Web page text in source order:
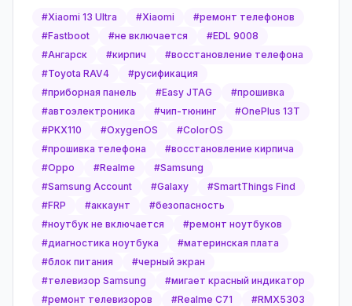
#Xiaomi 13 Ultra #Xiaomi #ремонт телефонов
#Fastboot #не включается #EDL 9008
#Ангарск #кирпич #восстановление телефона
#Toyota RAV4 #русификация
#приборная панель #Easy JTAG #прошивка
#автоэлектроника #чип-тюнинг #OnePlus 13T
#PKX110 #OxygenOS #ColorOS
#прошивка телефона #восстановление кирпича
#Oppo #Realme #Samsung
#Samsung Account #Galaxy #SmartThings Find
#FRP #аккаунт #безопасность
#ноутбук не включается #ремонт ноутбуков
#диагностика ноутбука #материнская плата
#блок питания #черный экран
#телевизор Samsung #мигает красный индикатор
#ремонт телевизоров #Realme C71 #RMX5303